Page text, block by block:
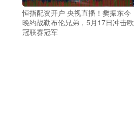
恒指配资开户 央视直播！樊振东今
晚约战勒布伦兄弟，5月17日冲击欧
冠联赛冠军